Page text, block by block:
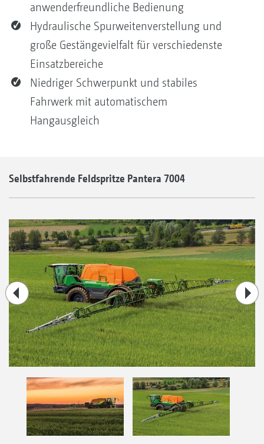
anwenderfreundliche Bedienung
Hydraulische Spurweitenverstellung und
große Gestängevielfalt für verschiedenste
Einsatzbereiche
Niedriger Schwerpunkt und stabiles
Fahrwerk mit automatischem
Hangausgleich
Selbstfahrende Feldspritze Pantera 7004